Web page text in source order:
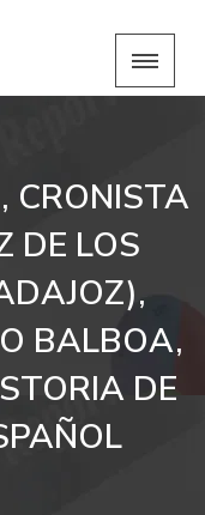
CRONISTA
DE LOS
BALBOA,
DE